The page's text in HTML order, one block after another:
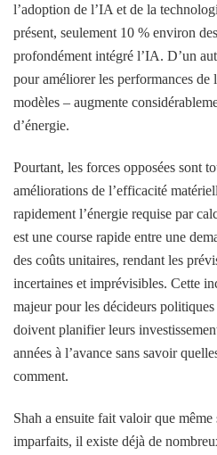
l’adoption de l’IA et de la
présent, seulement 10 % environ
profondément intégré l’IA. D’un
pour améliorer les performances de
modèles – augmente
d’énergie.
Pourtant, les forces opposées sont
améliorations de l’efficacité
rapidement l’énergie requise par
est une course rapide entre une
des coûts unitaires, rendant les
incertaines et imprévisibles. Cette
majeur pour les décideurs
doivent planifier leurs
années à l’avance sans savoir
comment.
Shah a ensuite fait valoir que
imparfaits, il existe déjà de